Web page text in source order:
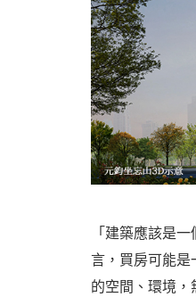
「建築應該是
言，買房可能是
的空間、環境，